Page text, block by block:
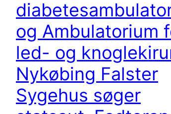
og Ambulatorium
led- og
Nykøbing Falster
Sygehus søger